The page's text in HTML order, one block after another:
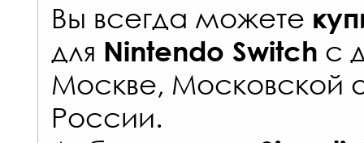
Вы всегда можете
для Nintendo Switch с
Москве, Московской
России.